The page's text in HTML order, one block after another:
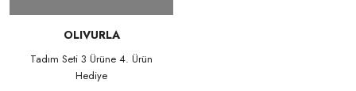
OLIVURLA
Tadım Seti 3 Ürüne 4. Ürün
Hediye